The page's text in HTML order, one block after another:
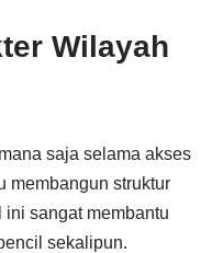
Wilayah
saja selama akses
membangun struktur
sangat membantu
sekalipun.